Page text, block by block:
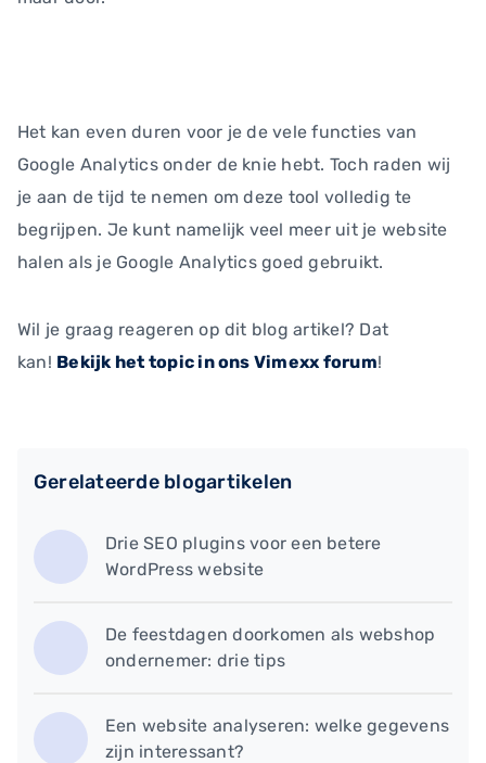
Het kan even duren voor je de vele functies van
Google Analytics onder de knie hebt. Toch raden wij
je aan de tijd te nemen om deze tool volledig te
begrijpen. Je kunt namelijk veel meer uit je website
halen als je Google Analytics goed gebruikt.
Wil je graag reageren op dit blog artikel? Dat
kan! Bekijk het topic in ons Vimexx forum!
Gerelateerde blogartikelen
Drie SEO plugins voor een betere
WordPress website
De feestdagen doorkomen als webshop
ondernemer: drie tips
Een website analyseren: welke gegevens
zijn interessant?